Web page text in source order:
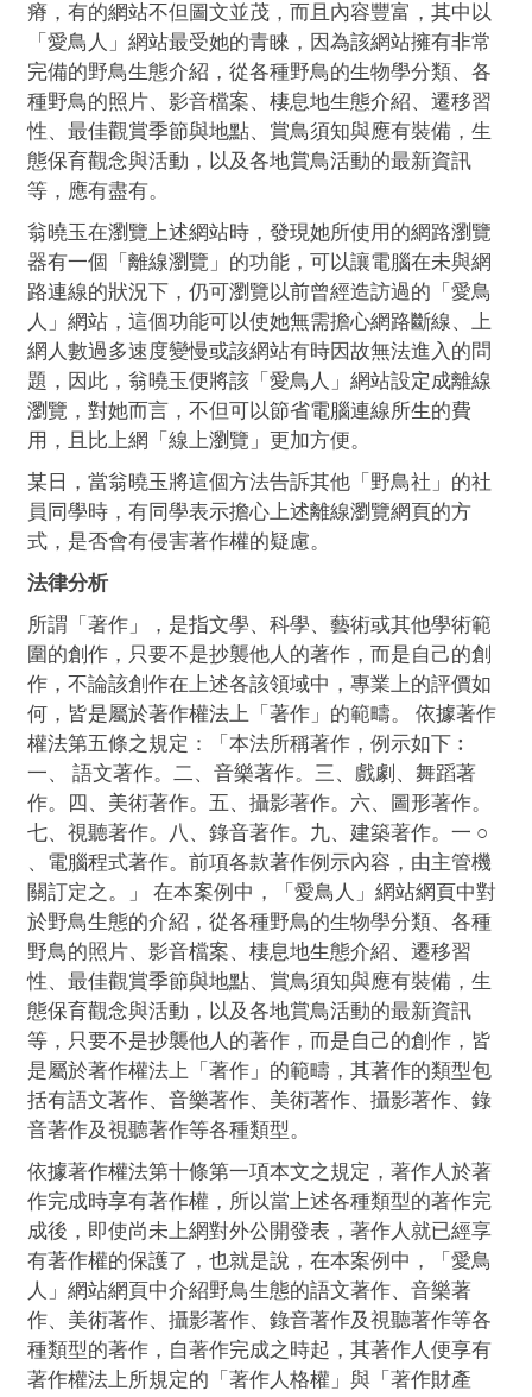
瘠，有的網站不但圖文並茂，而且內容豐富，其中以
「愛鳥人」網站最受她的青睞，因為該網站擁有非常
完備的野鳥生態介紹，從各種野鳥的生物學分類、各
種野鳥的照片、影音檔案、棲息地生態介紹、遷移習
性、最佳觀賞季節與地點、賞鳥須知與應有裝備，生
態保育觀念與活動，以及各地賞鳥活動的最新資訊
等，應有盡有。
翁曉玉在瀏覽上述網站時，發現她所使用的網路瀏覽
器有一個「離線瀏覽」的功能，可以讓電腦在未與網
路連線的狀況下，仍可瀏覽以前曾經造訪過的「愛鳥
人」網站，這個功能可以使她無需擔心網路斷線、上
網人數過多速度變慢或該網站有時因故無法進入的問
題，因此，翁曉玉便將該「愛鳥人」網站設定成離線
瀏覽，對她而言，不但可以節省電腦連線所生的費
用，且比上網「線上瀏覽」更加方便。
某日，當翁曉玉將這個方法告訴其他「野鳥社」的社
員同學時，有同學表示擔心上述離線瀏覽網頁的方
式，是否會有侵害著作權的疑慮。
法律分析
所謂「著作」，是指文學、科學、藝術或其他學術範
圍的創作，只要不是抄襲他人的著作，而是自己的創
作，不論該創作在上述各該領域中，專業上的評價如
何，皆是屬於著作權法上「著作」的範疇。 依據著作
權法第五條之規定：「本法所稱著作，例示如下︰
一、 語文著作。二、音樂著作。三、戲劇、舞蹈著
作。四、美術著作。五、攝影著作。六、圖形著作。
七、視聽著作。八、錄音著作。九、建築著作。一 ○
、電腦程式著作。前項各款著作例示內容，由主管機
關訂定之。」 在本案例中，「愛鳥人」網站網頁中對
於野鳥生態的介紹，從各種野鳥的生物學分類、各種
野鳥的照片、影音檔案、棲息地生態介紹、遷移習
性、最佳觀賞季節與地點、賞鳥須知與應有裝備，生
態保育觀念與活動，以及各地賞鳥活動的最新資訊
等，只要不是抄襲他人的著作，而是自己的創作，皆
是屬於著作權法上「著作」的範疇，其著作的類型包
括有語文著作、音樂著作、美術著作、攝影著作、錄
音著作及視聽著作等各種類型。
依據著作權法第十條第一項本文之規定，著作人於著
作完成時享有著作權，所以當上述各種類型的著作完
成後，即使尚未上網對外公開發表，著作人就已經享
有著作權的保護了，也就是說，在本案例中，「愛鳥
人」網站網頁中介紹野鳥生態的語文著作、音樂著
作、美術著作、攝影著作、錄音著作及視聽著作等各
種類型的著作，自著作完成之時起，其著作人便享有
著作權法上所規定的「著作人格權」與「著作財產